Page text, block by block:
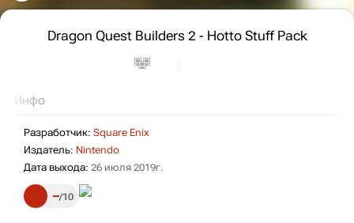
Dragon Quest Builders 2 - Hotto Stuff Pack
Инфо
Разработчик: Square Enix
Издатель: Nintendo
Дата выхода: 26 июля 2019г.
– 10